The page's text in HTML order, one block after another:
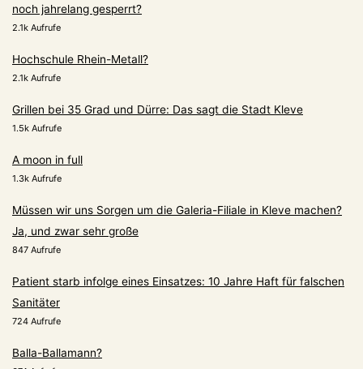
noch jahrelang gesperrt?
2.1k Aufrufe
Hochschule Rhein-Metall?
2.1k Aufrufe
Grillen bei 35 Grad und Dürre: Das sagt die Stadt Kleve
1.5k Aufrufe
A moon in full
1.3k Aufrufe
Müssen wir uns Sorgen um die Galeria-Filiale in Kleve machen?
Ja, und zwar sehr große
847 Aufrufe
Patient starb infolge eines Einsatzes: 10 Jahre Haft für falschen
Sanitäter
724 Aufrufe
Balla-Ballamann?